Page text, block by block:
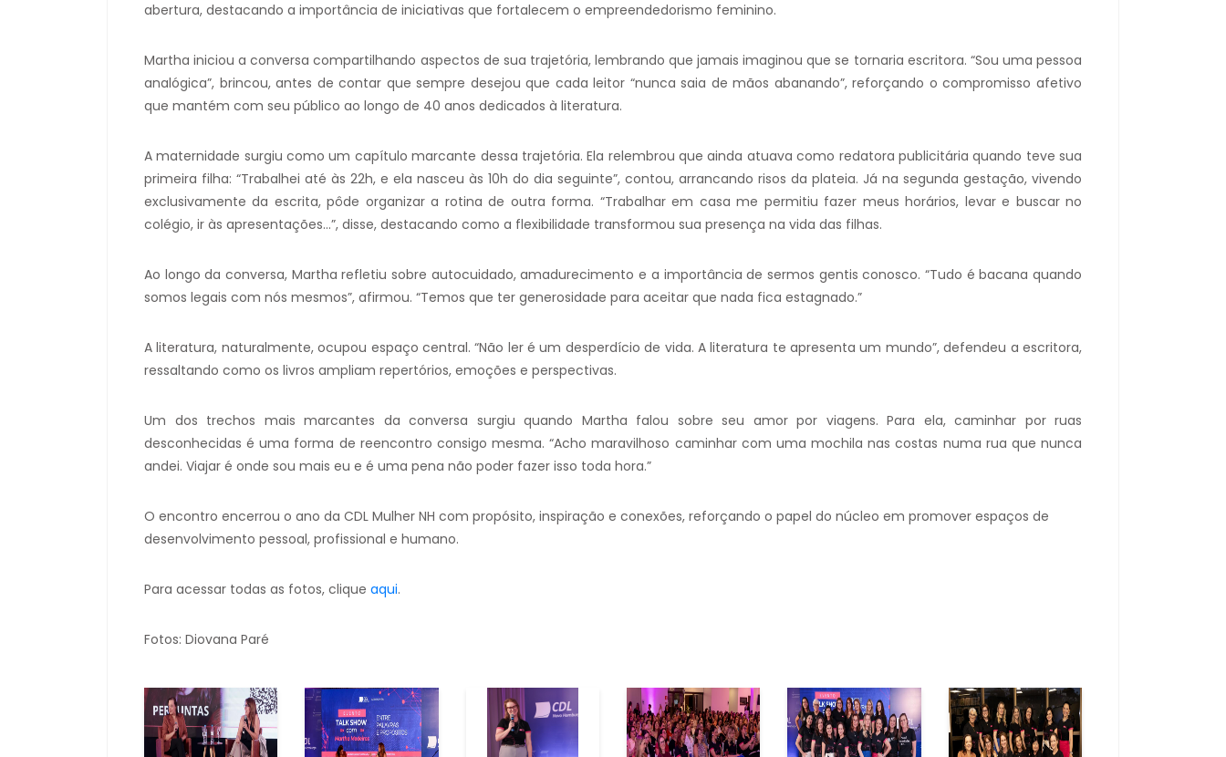
abertura, destacando a importância de iniciativas que fortalecem o empreendedorismo feminino.
Martha iniciou a conversa compartilhando aspectos de sua trajetória, lembrando que jamais imaginou que se tornaria escritora. “Sou uma pessoa
analógica”, brincou, antes de contar que sempre desejou que cada leitor “nunca saia de mãos abanando”, reforçando o compromisso afetivo
que mantém com seu público ao longo de 40 anos dedicados à literatura.
A maternidade surgiu como um capítulo marcante dessa trajetória. Ela relembrou que ainda atuava como redatora publicitária quando teve sua
primeira filha: “Trabalhei até às 22h, e ela nasceu às 10h do dia seguinte”, contou, arrancando risos da plateia. Já na segunda gestação, vivendo
exclusivamente da escrita, pôde organizar a rotina de outra forma. “Trabalhar em casa me permitiu fazer meus horários, levar e buscar no
colégio, ir às apresentações...”, disse, destacando como a flexibilidade transformou sua presença na vida das filhas.
Ao longo da conversa, Martha refletiu sobre autocuidado, amadurecimento e a importância de sermos gentis conosco. “Tudo é bacana quando
somos legais com nós mesmos”, afirmou. “Temos que ter generosidade para aceitar que nada fica estagnado.”
A literatura, naturalmente, ocupou espaço central. “Não ler é um desperdício de vida. A literatura te apresenta um mundo”, defendeu a escritora,
ressaltando como os livros ampliam repertórios, emoções e perspectivas.
Um dos trechos mais marcantes da conversa surgiu quando Martha falou sobre seu amor por viagens. Para ela, caminhar por ruas
desconhecidas é uma forma de reencontro consigo mesma. “Acho maravilhoso caminhar com uma mochila nas costas numa rua que nunca
andei. Viajar é onde sou mais eu e é uma pena não poder fazer isso toda hora.”
O encontro encerrou o ano da CDL Mulher NH com propósito, inspiração e conexões, reforçando o papel do núcleo em promover espaços de
desenvolvimento pessoal, profissional e humano.
Para acessar todas as fotos, clique aqui.
Fotos: Diovana Paré